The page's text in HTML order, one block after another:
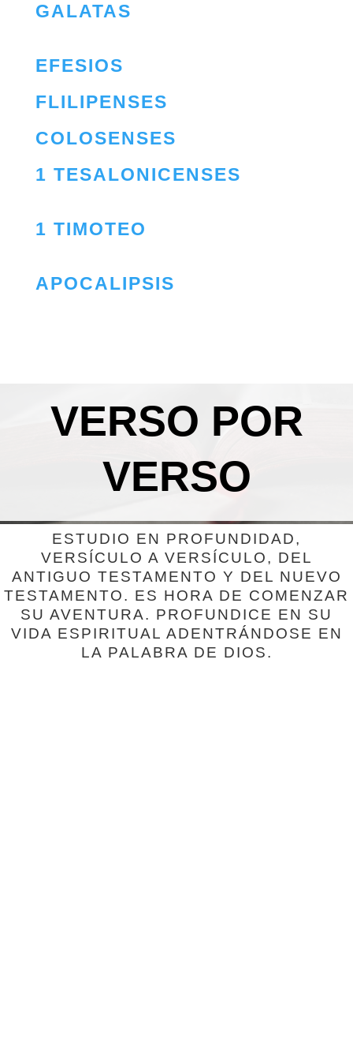
GALATAS
EFESIOS
FLILIPENSES
COLOSENSES
1 TESALONICENSES
1 TIMOTEO
APOCALIPSIS
VERSO POR
VERSO
ESTUDIO EN PROFUNDIDAD,
VERSÍCULO A VERSÍCULO, DEL
ANTIGUO TESTAMENTO Y DEL NUEVO
TESTAMENTO. ES HORA DE COMENZAR
SU AVENTURA. PROFUNDICE EN SU
VIDA ESPIRITUAL ADENTRÁNDOSE EN
LA PALABRA DE DIOS.